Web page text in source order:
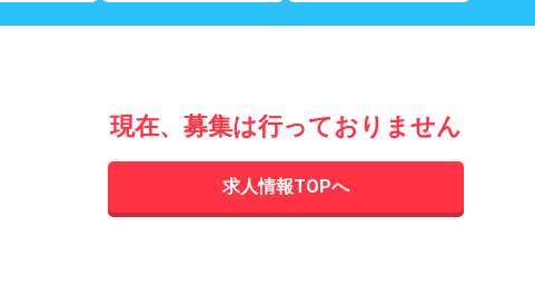
現在、募集は行っておりません
求人情報TOPへ